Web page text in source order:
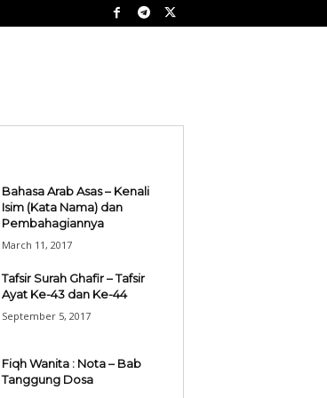
Bahasa Arab Asas – Kenali
Isim (Kata Nama) dan
Pembahagiannya
March 11, 2017
Tafsir Surah Ghafir – Tafsir
Ayat Ke-43 dan Ke-44
September 5, 2017
Fiqh Wanita : Nota – Bab
Tanggung Dosa